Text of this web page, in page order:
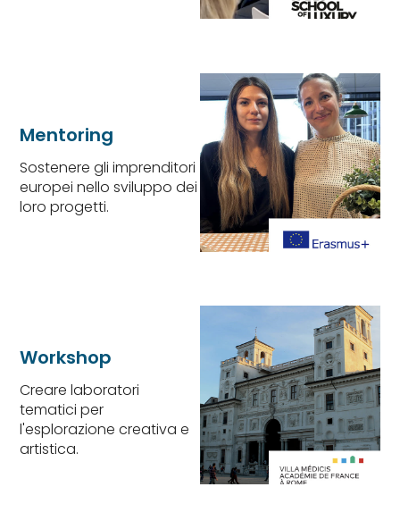
Mentoring
Sostenere gli imprenditori
europei nello sviluppo dei
loro progetti.
Workshop
Creare laboratori
tematici per
l'esplorazione creativa e
artistica.